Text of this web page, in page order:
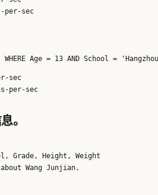
sec
。
Grade, Height, Weight
Wang Junjian.